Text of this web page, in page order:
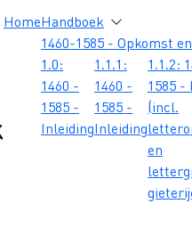
Hoofdnavigatie
HomeHandboek
1460-1585 - Opkomst
1.0:
1460 -
1585 -
Inleiding
1.1.1:
1460 -
1585 -
Inleiding
1.1.2:
1585
(incl.
en